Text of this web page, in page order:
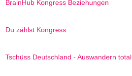
BrainHub Kongress Beziehungen
Du zählst Kongress
Tschüss Deutschland - Auswandern total